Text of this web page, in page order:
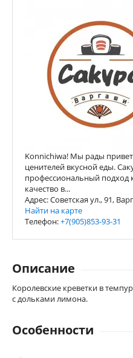
Konnichiwa! Мы рады
ценителей вкусной еды.
профессиональный подход
качество в...
Адрес: Советская ул., 91,
Найти на карте
Телефон:+7(905)853-93-31
Описание
Королевские креветки в
с дольками лимона.
Особенности